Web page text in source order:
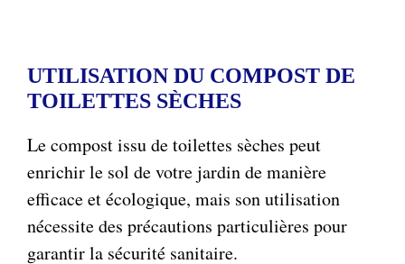
UTILISATION DU COMPOST DE
TOILETTES SÈCHES
Le compost issu de toilettes sèches peut
enrichir le sol de votre jardin de manière
efficace et écologique, mais son utilisation
nécessite des précautions particulières pour
garantir la sécurité sanitaire.